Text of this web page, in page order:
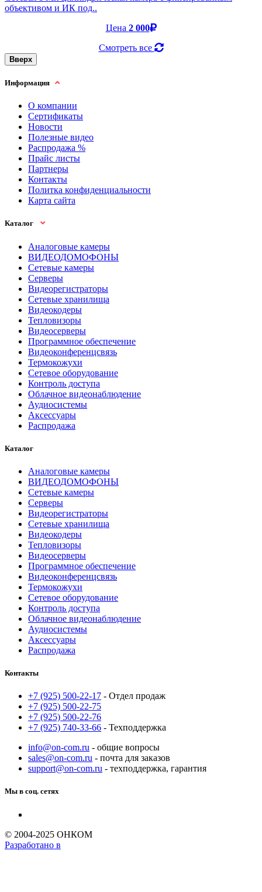
объективом и ИК под..
Цена 2 000
Смотреть все
Вверх
Информация
О компании
Сертификаты
Новости
Полезные видео
Распродажа %
Прайс листы
Партнеры
Контакты
Политка конфиденциальности
Карта сайта
Каталог
Аналоговые камеры
ВИДЕОДОМОФОНЫ
Сетевые камеры
Серверы
Видеорегистраторы
Сетевые хранилища
Видеокодеры
Тепловизоры
Видеосерверы
Программное обеспечение
Видеоконференцсвязь
Термокожухи
Сетевое оборудование
Контроль доступа
Облачное видеонаблюдение
Аудиосистемы
Аксессуары
Распродажа
Каталог
Аналоговые камеры
ВИДЕОДОМОФОНЫ
Сетевые камеры
Серверы
Видеорегистраторы
Сетевые хранилища
Видеокодеры
Тепловизоры
Видеосерверы
Программное обеспечение
Видеоконференцсвязь
Термокожухи
Сетевое оборудование
Контроль доступа
Облачное видеонаблюдение
Аудиосистемы
Аксессуары
Распродажа
Контакты
+7 (925) 500-22-17 - Отдел продаж
+7 (925) 500-22-75
+7 (925) 500-22-76
+7 (925) 740-33-66 - Техподдержка
info@on-com.ru - общие вопросы
sales@on-com.ru - почта для заказов
support@on-com.ru - техподдержка, гарантия
Мы в соц. сетях
© 2004-2025 ОНКОМ
Разработано в